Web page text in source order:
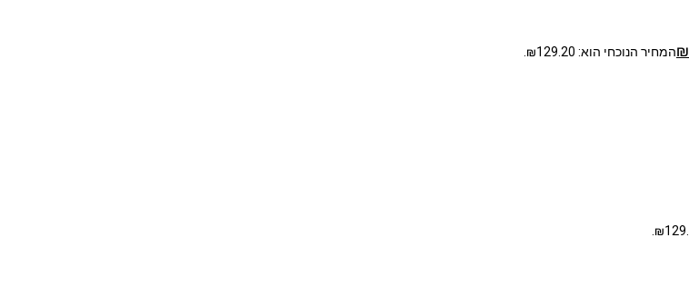
₪המחיר הנוכחי הוא: ₪129.20.